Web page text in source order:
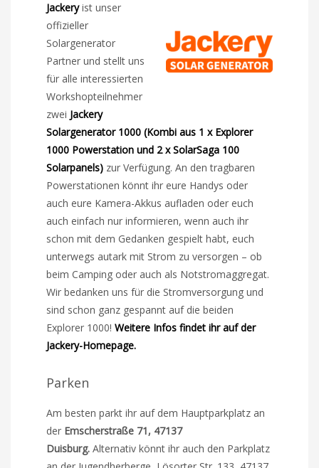
Jackery ist unser
offizieller
Solargenerator
Partner und stellt uns
für alle interessierten
Workshopteilnehmer
zwei Jackery
Solargenerator 1000 (Kombi aus 1 x Explorer
1000 Powerstation und 2 x SolarSaga 100
Solarpanels) zur Verfügung. An den tragbaren
Powerstationen könnt ihr eure Handys oder
auch eure Kamera-Akkus aufladen oder euch
auch einfach nur informieren, wenn auch ihr
schon mit dem Gedanken gespielt habt, euch
unterwegs autark mit Strom zu versorgen – ob
beim Camping oder auch als Notstromaggregat.
Wir bedanken uns für die Stromversorgung und
sind schon ganz gespannt auf die beiden
Explorer 1000!Weitere Infos findet ihr auf der
Jackery-Homepage.
Parken
Am besten parkt ihr auf dem Hauptparkplatz an
der Emscherstraße 71, 47137
Duisburg.Alternativ könnt ihr auch den Parkplatz